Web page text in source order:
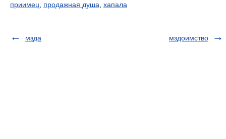
приимец
продажная душа хапала
мзда мздоимство